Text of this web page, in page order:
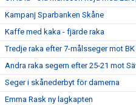
Kampanj Sparbanken Skåne
Kaffe med kaka - fjärde raka
Tredje raka efter 7-målsseger mot BK
Andra raka segern efter 25-21 mot
Seger i skånederbyt för damerna
Emma Rask ny lagkapten